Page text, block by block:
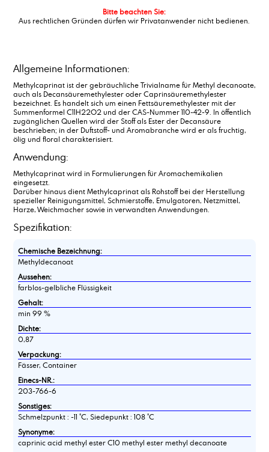
Bitte beachten Sie:
Aus rechtlichen Gründen dürfen wir Privatanwender nicht bedienen.
Allgemeine Informationen:
Methylcaprinat ist der gebräuchliche Trivialname für Methyl decanoate,
auch als Decansäuremethylester oder Caprinsäuremethylester
bezeichnet. Es handelt sich um einen Fettsäuremethylester mit der
Summenformel C11H22O2 und der CAS-Nummer 110-42-9. In öffentlich
zugänglichen Quellen wird der Stoff als Ester der Decansäure
beschrieben; in der Duftstoff- und Aromabranche wird er als fruchtig,
ölig und floral charakterisiert.
Anwendung:
Methylcaprinat wird in Formulierungen für Aromachemikalien
eingesetzt.
Darüber hinaus dient Methylcaprinat als Rohstoff bei der Herstellung
spezieller Reinigungsmittel, Schmierstoffe, Emulgatoren, Netzmittel,
Harze, Weichmacher sowie in verwandten Anwendungen.
Spezifikation:
Chemische Bezeichnung:
Methyldecanoat
Aussehen:
farblos-gelbliche Flüssigkeit
Gehalt:
min 99 %
Dichte:
0,87
Verpackung:
Fässer, Container
Einecs-NR.:
203-766-6
Sonstiges:
Schmelzpunkt : -11 °C, Siedepunkt : 108 °C
Synonyme:
caprinic acid methyl ester C10 methyl ester methyl decanoate